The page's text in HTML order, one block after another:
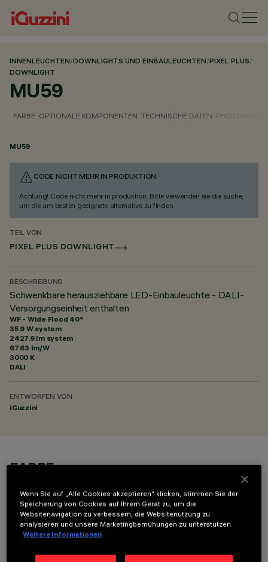
INNENLEUCHTEN/DOWNLIGHTS UND EINBAULEUCHTEN/PIXEL PLUS/
DOWNLIGHT
MU59
FARBE OPTIONALE KOMPONENTEN TECHNISCHE DATEN
MU59
CODE NICHT MEHR IN PRODUKTION
Achtung! Code nicht mehr in produktion. Bitte verwenden sie die suche,
um die am besten geeignete alternative zu finden.
TEIL VON
PIXEL PLUS DOWNLIGHT
BESCHREIBUNG
Schwenkbare herausziehbare LED-Einbauleuchte - DALI-
Versorgungseinheit enthalten
WF - Wide Flood 40°
35.9 W system
2427.9 lm system
67.63 lm/W
3000 K
DALI
ENTWORFEN VON
iGuzzini
FARBE
OPTIONALE KOMPONENTEN
Wenn Sie auf „Alle Cookies akzeptieren“ klicken, stimmen Sie der
Speicherung von Cookies auf Ihrem Gerät zu, um die
Websitenavigation zu verbessern, die Websitenutzung zu
analysieren und unsere Marketingbemühungen zu unterstützen.
Weitere Informationen